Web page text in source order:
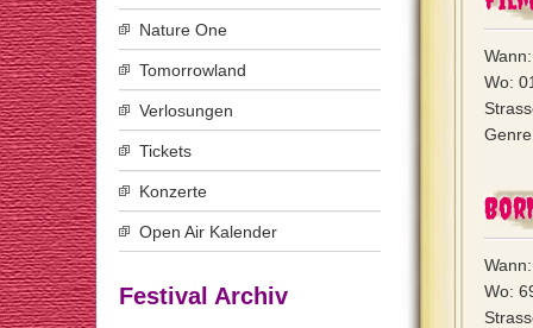
Wo:
Wo:
Nature One
Tomorrowland
Verlosungen
Tickets
Konzerte
Open Air Kalender
Festival Archiv